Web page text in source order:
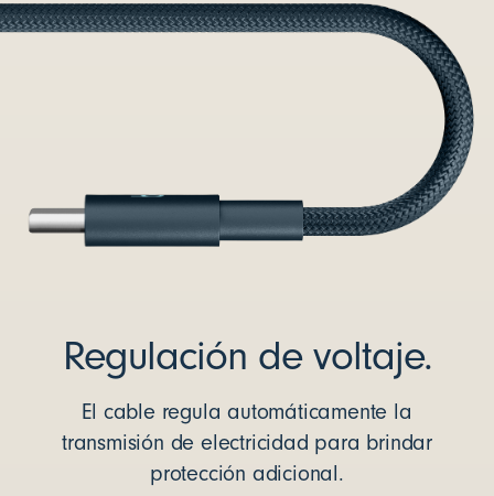
Regulación de voltaje.
El cable regula automáticamente la
transmisión de electricidad para brindar
protección adicional.